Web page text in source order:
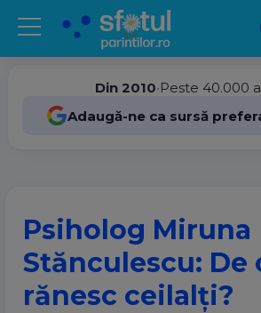
Din 2010•Peste 40.000
Adaugă-ne ca sursă
Psiholog Miruna
Stănculescu: De
rănesc ceilalți?